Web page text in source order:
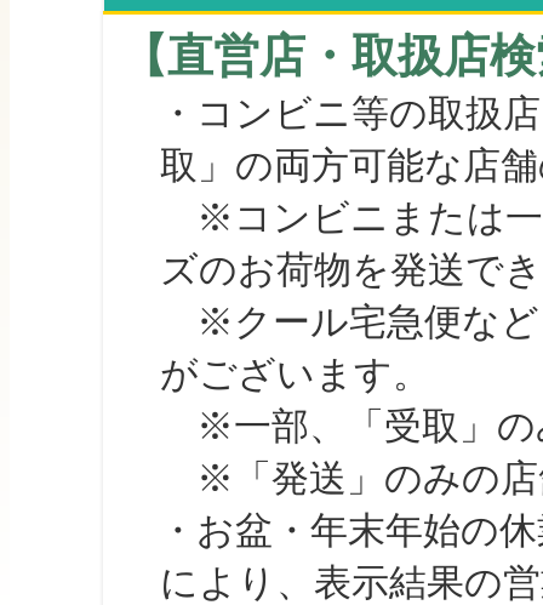
【直営店・取扱店
・コンビニ等の取扱
取」の両方可能な店
※コンビニまたは一
ズのお荷物を発送で
※クール宅急便など
がございます。
※一部、「受取」の
※「発送」のみの店
・お盆・年末年始の
により、表示結果の